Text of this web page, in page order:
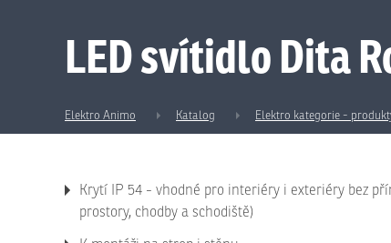
LED svítidlo Dita
Elektro Animo Katalog Elektro kategorie -
Krytí IP 54 - vhodné pro interiéry i exteriéry bez
prostory, chodby a schodiště)